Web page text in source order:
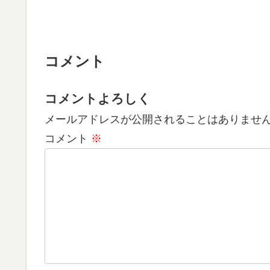
コメント
コメントよろしく
メールアドレスが公開されることはありません
コメント ※